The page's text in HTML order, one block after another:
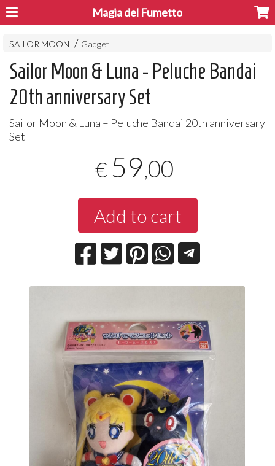
Magia del Fumetto
SAILOR MOON Gadget
Sailor Moon & Luna - Peluche Bandai
20th anniversary Set
Sailor Moon & Luna – Peluche Bandai 20th anniversary
Set
€ 59,00
Add to cart